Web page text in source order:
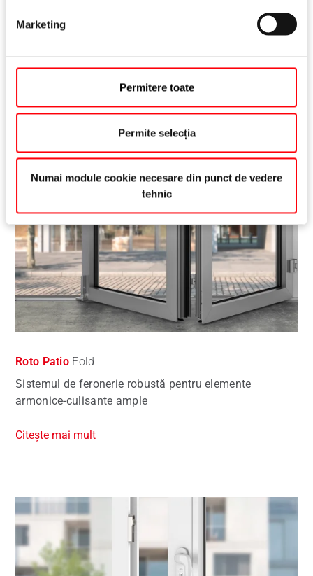
Marketing
Permitere toate
Permite selecția
Numai module cookie necesare din punct de vedere
tehnic
Roto Patio
Roto Patio Fold
Sistemul de feronerie robustă pentru elemente
armonice-culisante ample
Citește mai mult